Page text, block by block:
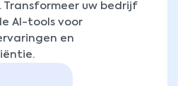
Transformeer uw bedrijf
AI-tools voor
en